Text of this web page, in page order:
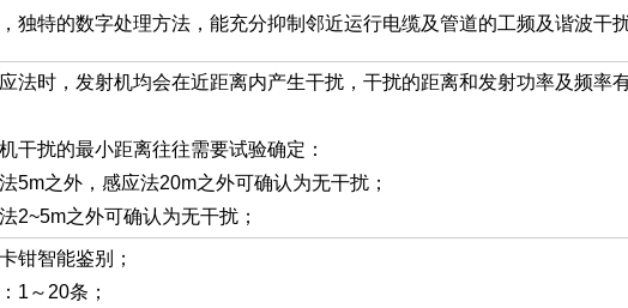
独特的数字处理方法，能充分抑制邻近运行电缆及管道的工频及谐波干
法时，发射机均会在近距离内产生干扰，干扰的距离和发射功率及频率
干扰的最小距离往往需要试验确定：
5m之外，感应法20m之外可确认为无干扰；
2~5m之外可确认为无干扰；
钳智能鉴别；
1～20条；